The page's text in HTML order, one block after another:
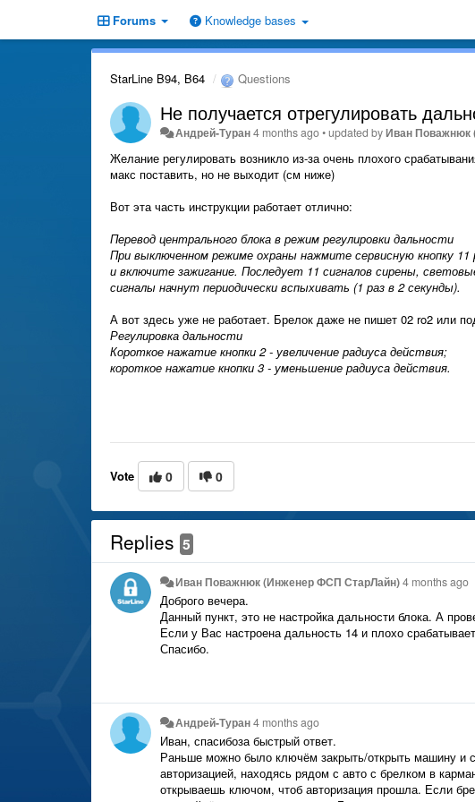
Forums Knowledge bases
StarLine B94, B64 Questions
Не получается отрегулировать
Андрей-Туран4 months ago•updated byИван Поважнюк
Желание регулировать возникло из-за очень плохого
макс поставить, но не выходит (см ниже)
Вот эта часть инструкции работает отлично:
Перевод центрального блока в режим регулировки дальности
При выключенном режиме охраны нажмите сервисную кнопку 11
и включите зажигание. Последует 11 сигналов сирены,
сигналы начнут периодически вспыхивать (1 раз в 2 секунды).
А вот здесь уже не работает. Брелок даже не пишет 02 ro2 или
Регулировка дальности
Короткое нажатие кнопки 2 - увеличение радиуса действия;
короткое нажатие кнопки 3 - уменьшение радиуса действия.
Vote 0 0
Replies 5
Иван Поважнюк (Инженер ФСП СтарЛайн)4 months ago
Доброго вечера.
Данный пункт, это не настройка дальности блока. А
Если у Вас настроена дальность 14 и плохо
Спасибо.
Андрей-Туран4 months ago
Иван, спасибоза быстрый ответ.
Раньше можно было ключём закрыть/открыть машину и
авторизацией, находясь рядом с авто с брелком в
открываешь ключом, чтоб авторизация прошла. Если